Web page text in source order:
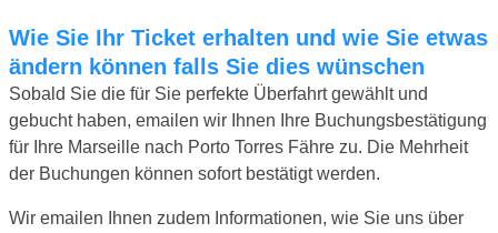
Wie Sie Ihr Ticket erhalten und wie Sie etwas
ändern können falls Sie dies wünschen
Sobald Sie die für Sie perfekte Überfahrt gewählt und
gebucht haben, emailen wir Ihnen Ihre Buchungsbestätigung
für Ihre Marseille nach Porto Torres Fähre zu. Die Mehrheit
der Buchungen können sofort bestätigt werden.
Wir emailen Ihnen zudem Informationen, wie Sie uns über